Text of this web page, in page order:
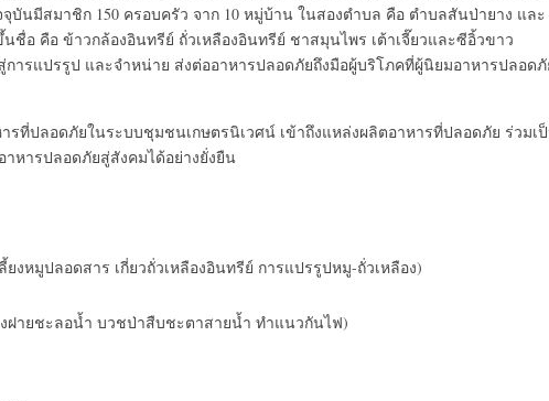
นมีสมาชิก 150 ครอบครัว จาก 10 หมู่บ้าน ในสองตำบล คือ ตำบลสันป่ายาง และ
ชื่อ คือ ข้าวกล้องอินทรีย์ ถั่วเหลืองอินทรีย์ ชาสมุนไพร เต้าเจี๊ยวและซีอิ้วขาว
รแปรรูป และจำหน่าย ส่งต่ออาหารปลอดภัยถึงมือผู้บริโภคที่ผู้นิยมอาหารปลอดภั
รที่ปลอดภัยในระบบชุมชนเกษตรนิเวศน์ เข้าถึงแหล่งผลิตอาหารที่ปลอดภัย ร่วมเ
หารปลอดภัยสู่สังคมได้อย่างยั่งยืน
งหมูปลอดสาร เกี่ยวถั่วเหลืองอินทรีย์ การแปรรูปหมู-ถั่วเหลือง)
ายชะลอน้ำ บวชป่าสืบชะตาสายน้ำ ทำแนวกันไฟ)